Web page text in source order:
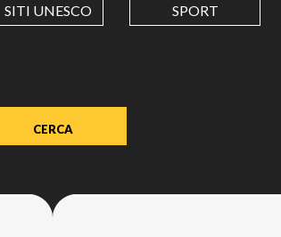
SITI UNESCO SPORT